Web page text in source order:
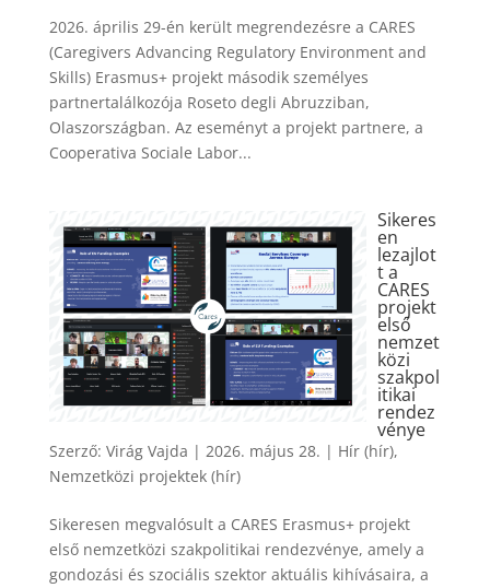
2026. április 29-én került megrendezésre a CARES
(Caregivers Advancing Regulatory Environment and
Skills) Erasmus+ projekt második személyes
partnertalálkozója Roseto degli Abruzziban,
Olaszországban. Az eseményt a projekt partnere, a
Cooperativa Sociale Labor...
Sikeres
en
lezajlot
t a
CARES
projekt
első
nemzet
közi
szakpol
itikai
rendez
vénye
Szerző: Virág Vajda | 2026. május 28. | Hír (hír),
Nemzetközi projektek (hír)
Sikeresen megvalósult a CARES Erasmus+ projekt
első nemzetközi szakpolitikai rendezvénye, amely a
gondozási és szociális szektor aktuális kihívásaira, a